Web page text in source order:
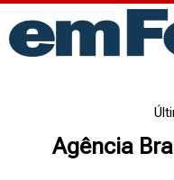
para
Agência